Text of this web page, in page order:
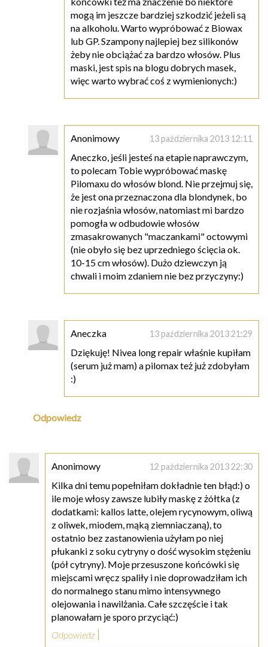
mogą im jeszcze bardziej szkodzić jeżeli są
na alkoholu. Warto wypróbować z Biowax
lub GP. Szampony najlepiej bez silikonów
żeby nie obciążać za bardzo włosów. Plus
maski, jest spis na blogu dobrych masek,
więc warto wybrać coś z wymienionych:)
Anonimowy 13 października 2013 12:11
Aneczko, jeśli jesteś na etapie naprawczym,
to polecam Tobie wypróbować maskę
Pilomaxu do włosów blond. Nie przejmuj się,
że jest ona przeznaczona dla blondynek, bo
nie rozjaśnia włosów, natomiast mi bardzo
pomogła w odbudowie włosów
zmasakrowanych "maczankami" octowymi
(nie obyło się bez uprzedniego ścięcia ok.
10-15 cm włosów). Dużo dziewczyn ją
chwali i moim zdaniem nie bez przyczyny:)
Aneczka 13 października 2013 21:29
Dziękuję! Nivea long repair właśnie kupiłam
(serum już mam) a pilomax też już zdobyłam
:)
Odpowiedz
Anonimowy 12 października 2013 22:30
Kilka dni temu popełniłam dokładnie ten błąd:) o
ile moje włosy zawsze lubiły maskę z żółtka (z
dodatkami: kallos latte, olejem rycynowym, oliwą
z oliwek, miodem, mąką ziemniaczaną), to
ostatnio bez zastanowienia użyłam po niej
płukanki z soku cytryny o dość wysokim stężeniu
(pół cytryny). Moje przesuszone końcówki się
miejscami wręcz spaliły i nie doprowadziłam ich
do normalnego stanu mimo intensywnego
olejowania i nawilżania. Całe szczęście i tak
planowałam je sporo przyciąć:)
Odpowiedz